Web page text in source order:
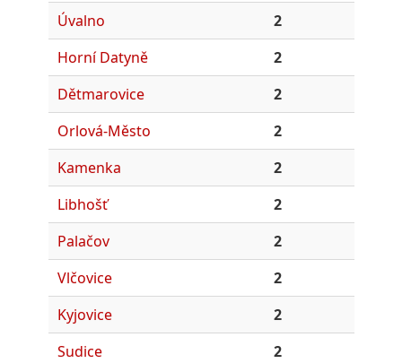
Úvalno
2
Horní Datyně
2
Dětmarovice
2
Orlová-Město
2
Kamenka
2
Libhošť
2
Palačov
2
Vlčovice
2
Kyjovice
2
Sudice
2